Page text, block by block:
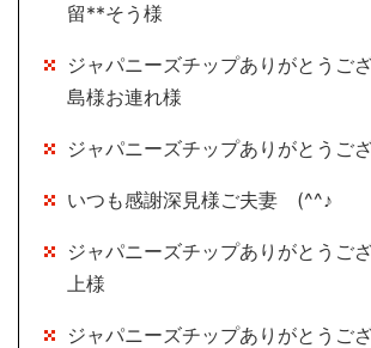
留**そう様
ジャパニーズチップありがとうご
島様お連れ様
ジャパニーズチップありがとうご
いつも感謝深見様ご夫妻 (^^♪
ジャパニーズチップありがとうご
上様
ジャパニーズチップありがとうご